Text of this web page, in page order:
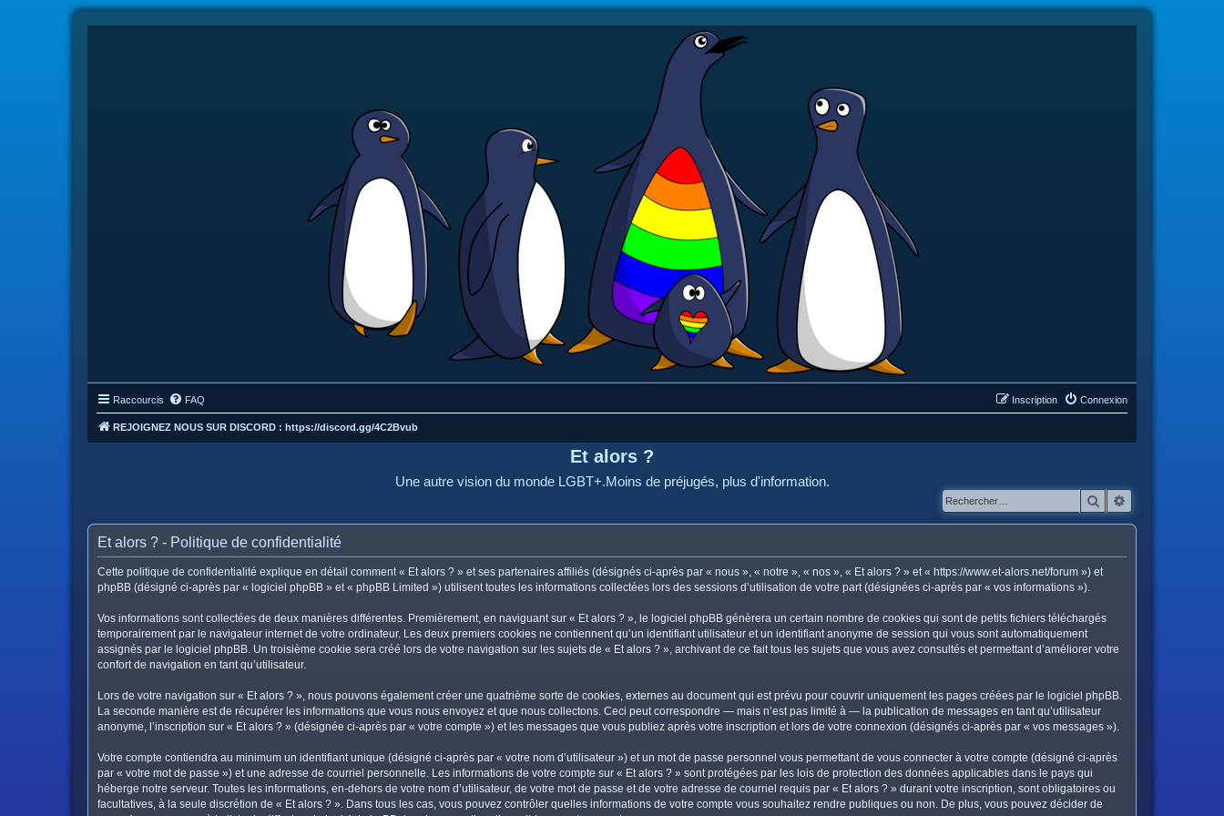
Raccourcis FAQ Connexion
Inscription
REJOIGNEZ NOUS SUR DISCORD : https://discord.gg/4C2Bvub
Et alors ?
Une autre vision du monde LGBT+.Moins de préjugés, plus d'information.
Rechercher
Et alors ? - Politique de confidentialité
Cette politique de confidentialité explique en détail comment « Et alors ? » et ses partenaires affiliés (désignés ci-après par « nous », « notre », « nos », « Et alors ? » et « https://www.et-alors.net/forum ») et
phpBB (désigné ci-après par « logiciel phpBB » et « phpBB Limited ») utilisent toutes les informations collectées lors des sessions d’utilisation de votre part (désignées ci-après par « vos informations »).
Vos informations sont collectées de deux manières différentes. Premièrement, en naviguant sur « Et alors ? », le logiciel phpBB génèrera un certain nombre de cookies qui sont de petits fichiers téléchargés
temporairement par le navigateur internet de votre ordinateur. Les deux premiers cookies ne contiennent qu’un identifiant utilisateur et un identifiant anonyme de session qui vous sont automatiquement
assignés par le logiciel phpBB. Un troisième cookie sera créé lors de votre navigation sur les sujets de « Et alors ? », archivant de ce fait tous les sujets que vous avez consultés et permettant d’améliorer votre
confort de navigation en tant qu’utilisateur.
Lors de votre navigation sur « Et alors ? », nous pouvons également créer une quatrième sorte de cookies, externes au document qui est prévu pour couvrir uniquement les pages créées par le logiciel phpBB.
La seconde manière est de récupérer les informations que vous nous envoyez et que nous collectons. Ceci peut correspondre — mais n’est pas limité à — la publication de messages en tant qu’utilisateur
anonyme, l’inscription sur « Et alors ? » (désignée ci-après par « votre compte ») et les messages que vous publiez après votre inscription et lors de votre connexion (désignés ci-après par « vos messages »).
Votre compte contiendra au minimum un identifiant unique (désigné ci-après par « votre nom d’utilisateur ») et un mot de passe personnel vous permettant de vous connecter à votre compte (désigné ci-après
par « votre mot de passe ») et une adresse de courriel personnelle. Les informations de votre compte sur « Et alors ? » sont protégées par les lois de protection des données applicables dans le pays qui
héberge notre serveur. Toutes les informations, en-dehors de votre nom d’utilisateur, de votre mot de passe et de votre adresse de courriel requis par « Et alors ? » durant votre inscription, sont obligatoires ou
facultatives, à la seule discrétion de « Et alors ? ». Dans tous les cas, vous pouvez contrôler quelles informations de votre compte vous souhaitez rendre publiques ou non. De plus, vous pouvez décider de